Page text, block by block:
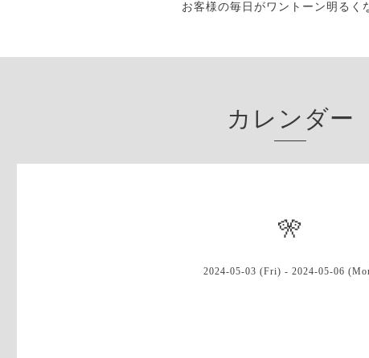
お客様の毎日がワントーン明るく
カレンダー
🎌
2024-05-03 (Fri) - 2024-05-06